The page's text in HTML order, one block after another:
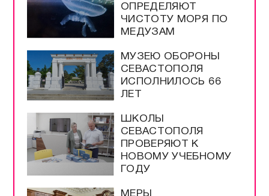
ОПРЕДЕЛЯЮТ
ЧИСТОТУ МОРЯ ПО
МЕДУЗАМ
МУЗЕЮ ОБОРОНЫ
СЕВАСТОПОЛЯ
ИСПОЛНИЛОСЬ 66
ЛЕТ
ШКОЛЫ
СЕВАСТОПОЛЯ
ПРОВЕРЯЮТ К
НОВОМУ УЧЕБНОМУ
ГОДУ
МЕРЫ